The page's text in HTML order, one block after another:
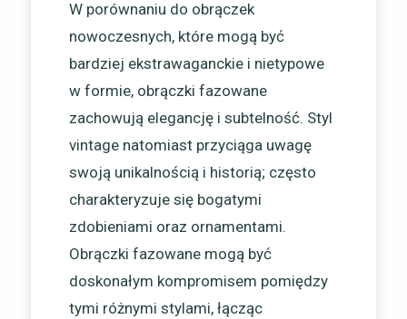
W porównaniu do obrączek
nowoczesnych, które mogą być
bardziej ekstrawaganckie i nietypowe
w formie, obrączki fazowane
zachowują elegancję i subtelność. Styl
vintage natomiast przyciąga uwagę
swoją unikalnością i historią; często
charakteryzuje się bogatymi
zdobieniami oraz ornamentami.
Obrączki fazowane mogą być
doskonałym kompromisem pomiędzy
tymi różnymi stylami, łącząc